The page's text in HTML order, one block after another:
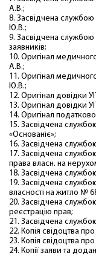
А.В.;
8. Засвідчена службою
Ю.В.;
9. Засвідчена службою
заявників;
10. Оригінал
А.В.;
11. Оригінал
Ю.В.;
12. Оригінал довідки
13. Оригінал довідки
14. Оригінал
15. Засвідчена
«Основаніє»;
16. Засвідчена
17. Засвідчена
права власн. на
18. Засвідчена
19. Засвідчена
власності на житло №
20. Засвідчена
реєстрацію прав;
21. Засвідчена
22. Копія свідоцтва
23. Копія свідоцтва
24. Копії заяви та